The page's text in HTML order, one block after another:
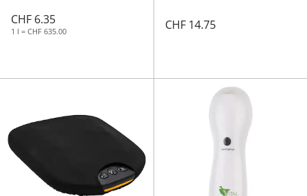
CHF 6.35
1 l = CHF 635.00 CHF 14.75